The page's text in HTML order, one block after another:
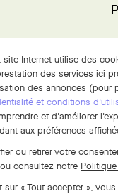
site Internet utilise des
des services ici
des annonces (pour
et conditions
et d'améliorer
aux préférences
ou retirer votre
consultez notre
sur « Tout accepter »,